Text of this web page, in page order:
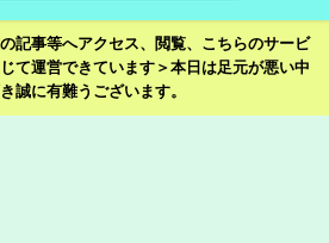
記事等へアクセス、閲覧、こちらのサービ
て運営できています＞本日は足元が悪い中
誠に有難うございます。